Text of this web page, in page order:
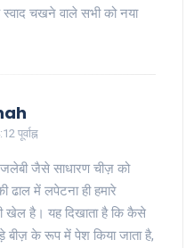
चखने वाले सभी को नया
पूर्वाह्न
जैसे साधारण चीज़ को
ढाल में लपेटना ही हमारे
खेल है। यह दिखाता है कि कैसे
बीज़ के रूप में पेश किया जाता है,